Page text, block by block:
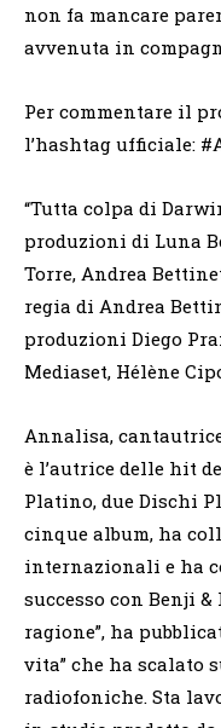
non fa mancare
avvenuta in
Per commentare il
l’hashtag ufficiale:
“Tutta colpa di
produzioni di Luna
Torre, Andrea
regia di Andrea
produzioni Diego
Mediaset, Hélène
Annalisa,
è l’autrice delle hit
Platino, due Dischi
cinque album, ha
internazionali e ha
successo con Benji &
ragione”, ha
vita” che ha scalato
radiofoniche. Sta